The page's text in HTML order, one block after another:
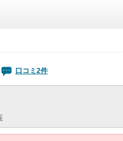
口コミ2件